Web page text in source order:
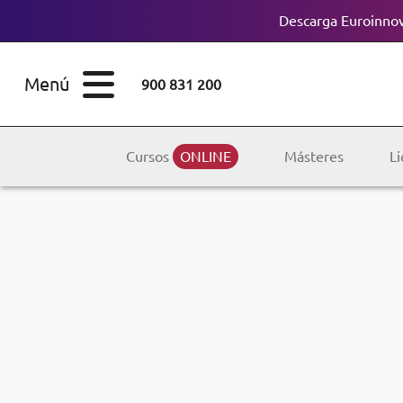
Descarga
Menú 900 831 200
ESTUDIOS
Licenciaturas
Doctorados
Cursos ONLINE Másteres